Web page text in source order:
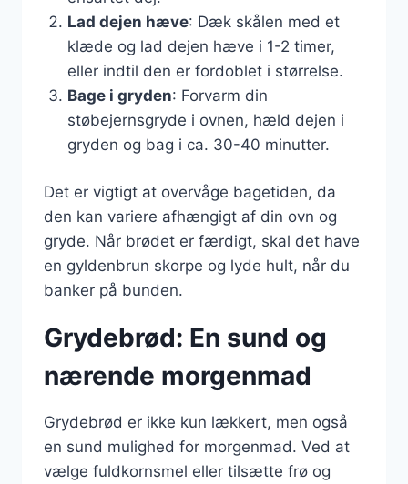
Lad dejen hæve: Dæk skålen med et
klæde og lad dejen hæve i 1-2 timer,
eller indtil den er fordoblet i størrelse.
Bage i gryden: Forvarm din
støbejernsgryde i ovnen, hæld dejen i
gryden og bag i ca. 30-40 minutter.
Det er vigtigt at overvåge bagetiden, da
den kan variere afhængigt af din ovn og
gryde. Når brødet er færdigt, skal det have
en gyldenbrun skorpe og lyde hult, når du
banker på bunden.
Grydebrød: En sund og
nærende morgenmad
Grydebrød er ikke kun lækkert, men også
en sund mulighed for morgenmad. Ved at
vælge fuldkornsmel eller tilsætte frø og